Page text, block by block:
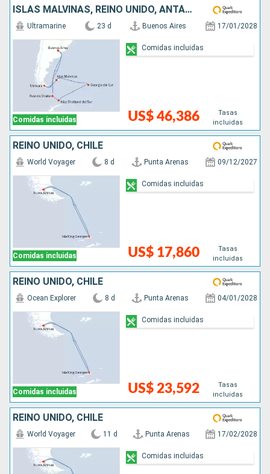
ISLAS MALVINAS, REINO UNIDO, ANTÁRTICO, ARGENTINA
Comidas incluidas
Ultramarine 23 d Buenos Aires 17/01/2028
US$ 46,386
Tasas
incluidas
Comidas incluidas
REINO UNIDO, CHILE
Comidas incluidas
World Voyager 8 d Punta Arenas 09/12/2027
US$ 17,860
Tasas
incluidas
Comidas incluidas
REINO UNIDO, CHILE
Comidas incluidas
Ocean Explorer 8 d Punta Arenas 04/01/2028
US$ 23,592
Tasas
incluidas
Comidas incluidas
REINO UNIDO, CHILE
World Voyager 11 d Punta Arenas 17/02/2028
Comidas incluidas